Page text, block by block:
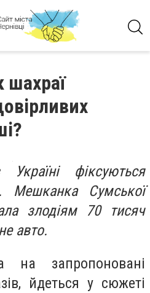
шахраї
фіксуються
Мешканка Сумської
злодіям 70 тисяч
авто.
на запропоновані
йдеться у сюжеті